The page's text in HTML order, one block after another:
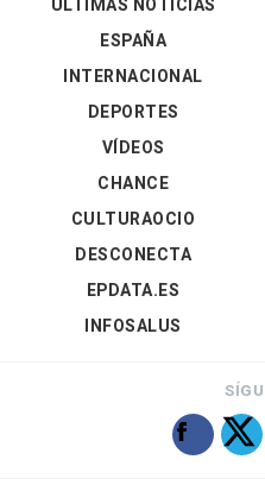
ÚLTIMAS NOTICIAS
ESPAÑA
INTERNACIONAL
DEPORTES
VÍDEOS
CHANCE
CULTURAOCIO
DESCONECTA
EPDATA.ES
INFOSALUS